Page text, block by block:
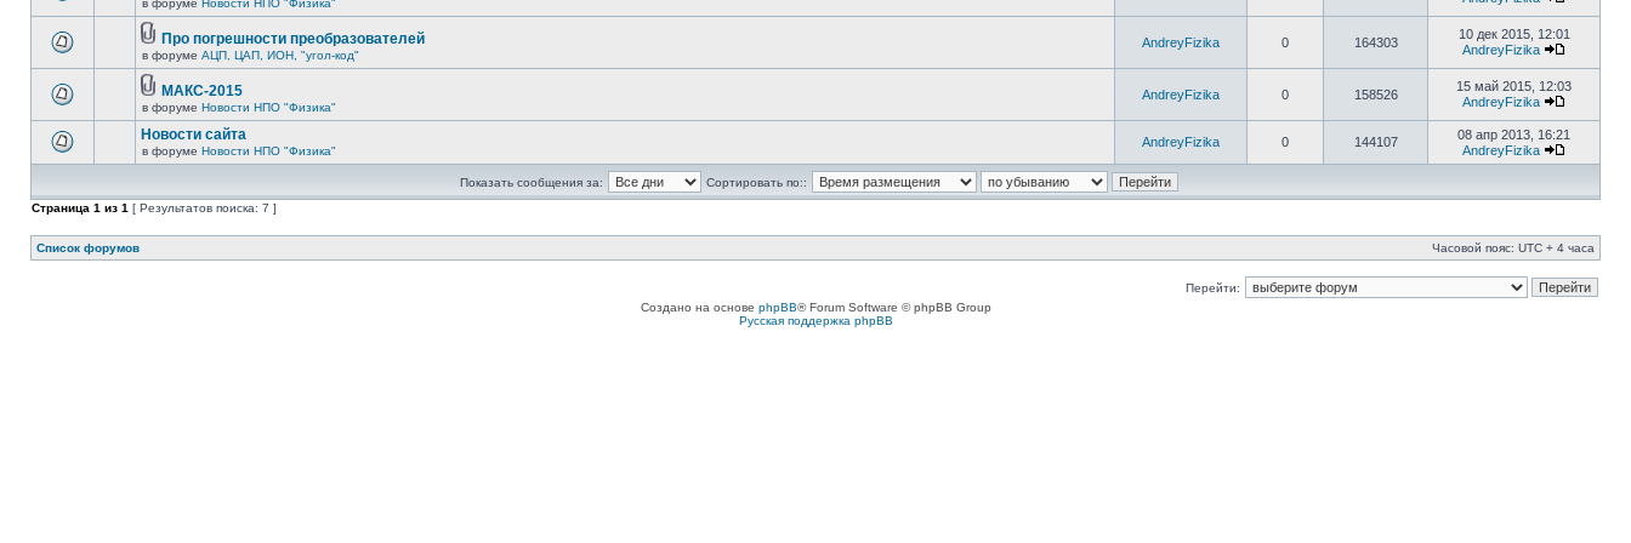
в форуме Новости НПО "Физика"
Про погрешности преобразователей
в форуме АЦП, ЦАП, ИОН, "угол-код"
AndreyFizika 0 164303
10 дек 2015, 12:01
AndreyFizika
МАКС-2015
в форуме Новости НПО "Физика"
AndreyFizika 0 158526
15 май 2015, 12:03
AndreyFizika
Новости сайта
в форуме Новости НПО "Физика"
AndreyFizika 0 144107
08 апр 2013, 16:21
AndreyFizika
Показать сообщения за:
Сортировать по::
Страница 1 из 1 [ Результатов поиска: 7 ]
Список форумов Часовой пояс: UTC + 4 часа
Перейти:
Создано на основе phpBB® Forum Software © phpBB Group
Русская поддержка phpBB